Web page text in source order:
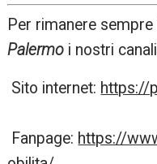
Per rimanere
Palermo i nostri
Sito internet: https://
Fanpage: https://